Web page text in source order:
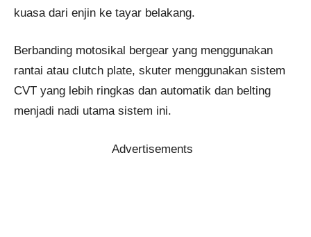
kuasa dari enjin ke tayar belakang.
Berbanding motosikal bergear yang menggunakan
rantai atau clutch plate, skuter menggunakan sistem
CVT yang lebih ringkas dan automatik dan belting
menjadi nadi utama sistem ini.
Advertisements